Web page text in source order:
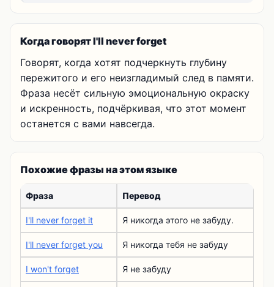
Когда говорят I'll never forget
Говорят, когда хотят подчеркнуть глубину
пережитого и его неизгладимый след в памяти.
Фраза несёт сильную эмоциональную окраску
и искренность, подчёркивая, что этот момент
останется с вами навсегда.
Похожие фразы на этом языке
Фраза Перевод
I'll never forget it Я никогда этого не забуду.
I'll never forget you Я никогда тебя не забуду
I won't forget Я не забуду